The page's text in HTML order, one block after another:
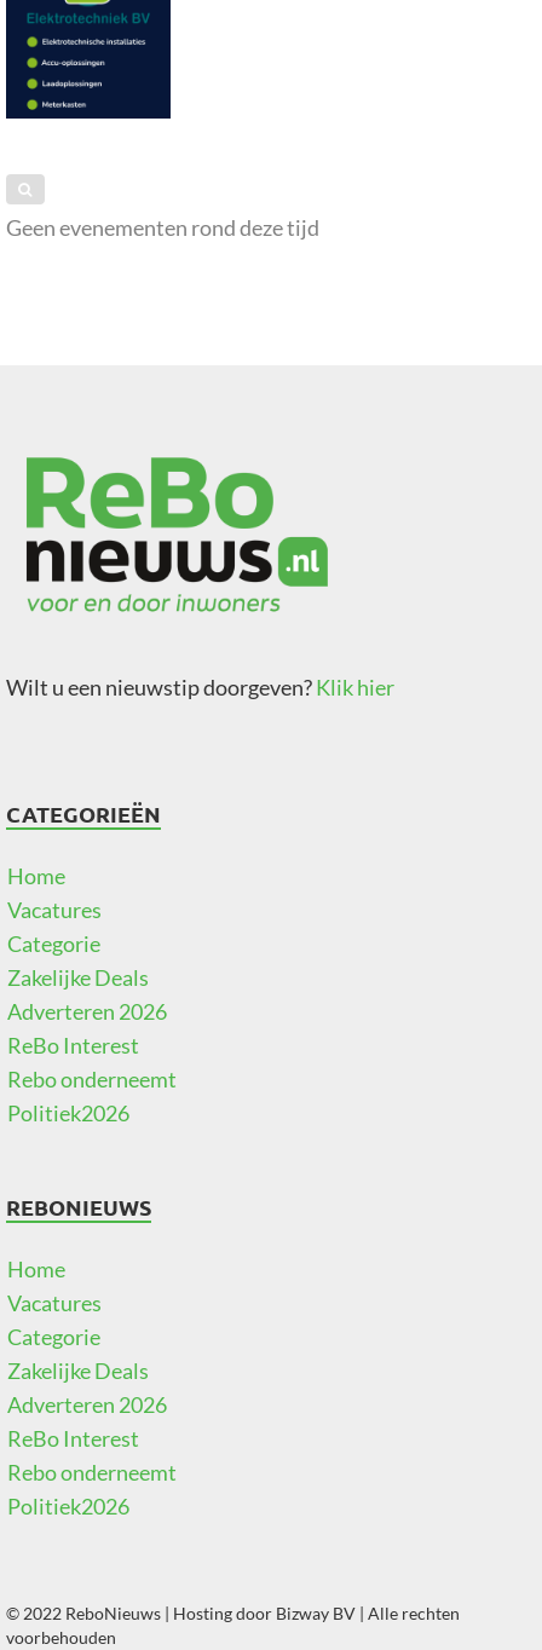
Geen evenementen rond deze tijd
Wilt u een nieuwstip doorgeven?Klik hier
CATEGORIEËN
Home
Vacatures
Categorie
Zakelijke Deals
Adverteren 2026
ReBo Interest
Rebo onderneemt
Politiek2026
REBONIEUWS
Home
Vacatures
Categorie
Zakelijke Deals
Adverteren 2026
ReBo Interest
Rebo onderneemt
Politiek2026
© 2022 ReboNieuws | Hosting door Bizway BV | Alle rechten
voorbehouden